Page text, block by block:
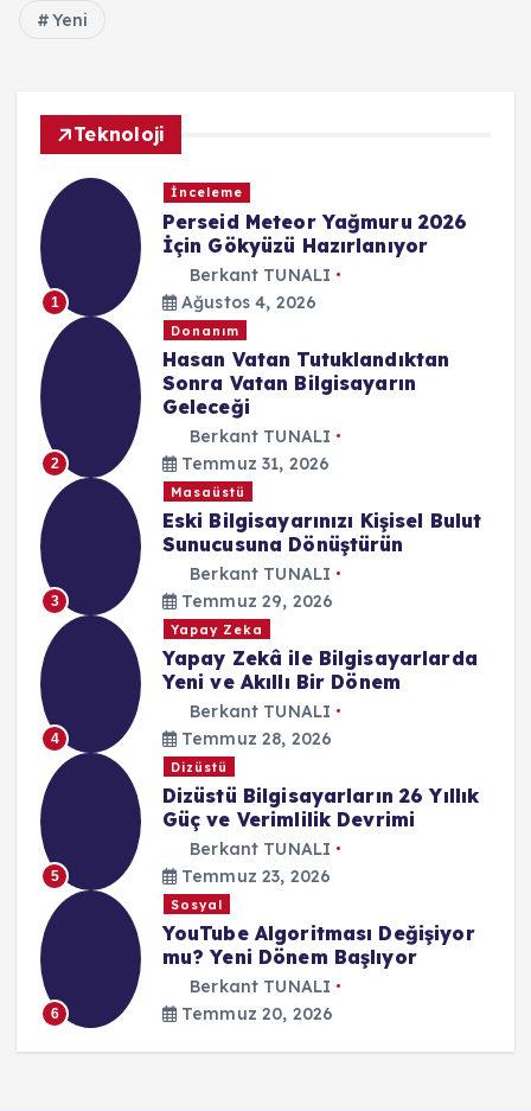
Yeni
Teknoloji
1
İnceleme
Perseid Meteor Yağmuru 2026
İçin Gökyüzü Hazırlanıyor
Berkant TUNALI
Ağustos 4, 2026
2
Donanım
Hasan Vatan Tutuklandıktan
Sonra Vatan Bilgisayarın
Geleceği
Berkant TUNALI
Temmuz 31, 2026
3
Masaüstü
Eski Bilgisayarınızı Kişisel Bulut
Sunucusuna Dönüştürün
Berkant TUNALI
Temmuz 29, 2026
4
Yapay Zeka
Yapay Zekâ ile Bilgisayarlarda
Yeni ve Akıllı Bir Dönem
Berkant TUNALI
Temmuz 28, 2026
5
Dizüstü
Dizüstü Bilgisayarların 26 Yıllık
Güç ve Verimlilik Devrimi
Berkant TUNALI
Temmuz 23, 2026
6
Sosyal
YouTube Algoritması Değişiyor
mu? Yeni Dönem Başlıyor
Berkant TUNALI
Temmuz 20, 2026